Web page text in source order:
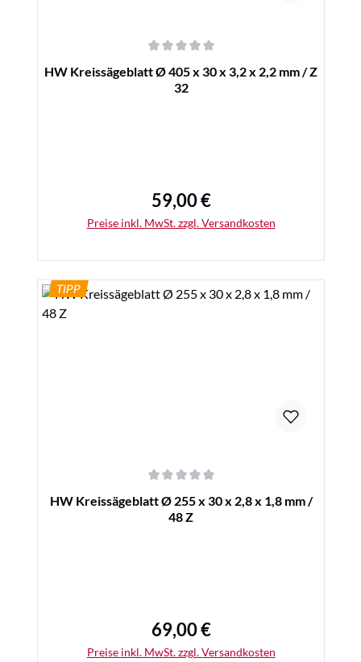
HW Kreissägeblatt Ø 405 x 30 x 3,2 x 2,2 mm / Z
32
Regulärer Preis:
59,00 €
Preise inkl. MwSt. zzgl. Versandkosten
TIPP
HW Kreissägeblatt Ø 255 x 30 x 2,8 x 1,8 mm /
48 Z
Regulärer Preis:
69,00 €
Preise inkl. MwSt. zzgl. Versandkosten